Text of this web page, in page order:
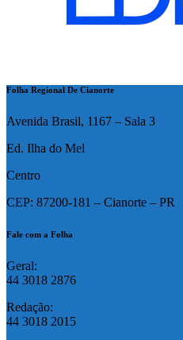
Folha Regional De Cianorte
Avenida Brasil, 1167 – Sala 3
Ed. Ilha do Mel
Centro
CEP: 87200-181 – Cianorte – PR
Fale com a Folha
Geral:
44 3018 2876
Redação:
44 3018 2015